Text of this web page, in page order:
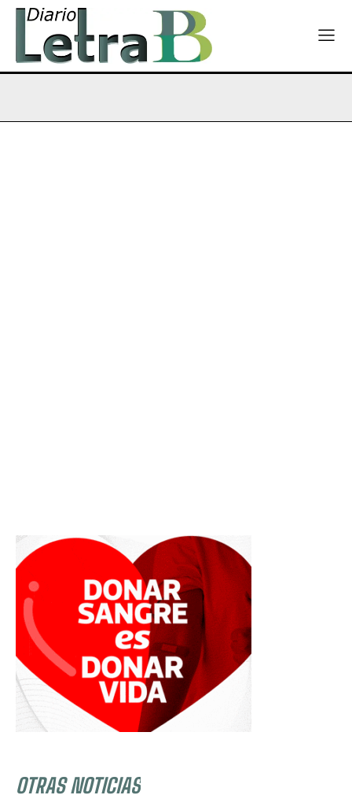
OTRAS NOTICIAS